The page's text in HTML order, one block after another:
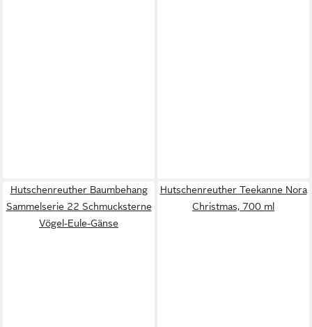
Hutschenreuther Baumbehang
Sammelserie 22 Schmucksterne
Vögel-Eule-Gänse
Hutschenreuther Teekanne Nora
Christmas, 700 ml